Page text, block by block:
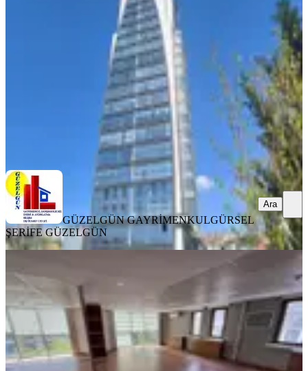
Ankara, Çankaya
4 Oda·191 m²· 1. Kat
125.000 ₺
GÜZELGÜN GAYRİMENKULGÜRSEL ŞERİFE GÜZELGÜN
GÜZELGÜN GAYRİMENKULGÜRSEL
ŞERİFE GÜZELGÜN
Ara
Kuttaş Tan Cadde Üstü Katta 230 M2
2 Katlı İçi Yapılı Metro Yakı
Ankara, Çankaya
5+ Oda·231 m² 3. Kat· 29.06.2026
135.000 ₺